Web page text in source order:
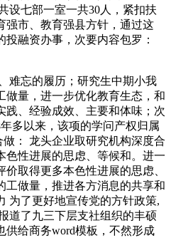
设七部一室一共30人，紧扣扶
强市、教育强县方针，通过这
融资办事，次要内容包罗：
忘的履历；研究生中期小我
做量，进一步优化教育生态，和
践、经验成效、主要和体味；次
多以来，该项的学问产权归属
： 龙头企业取研究机构深度合
色性进展的思虑、等候和。进一
取得更多本色性进展的思虑、
工做量，推进各方消息的共享和
为了更好地宣传党的方针政策,
道了九三下层支社组织的丰硕
供给商务word模板，不然形成